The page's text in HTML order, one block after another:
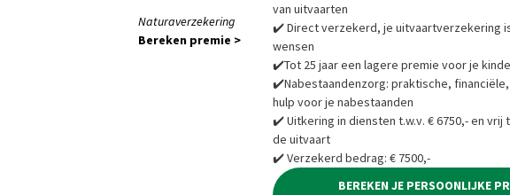
Naturaverzekering
Bereken premie >
van uitvaarten
✔️ Direct verzekerd, je uitvaartverzekering
wensen
✔️Tot 25 jaar een lagere premie voor je
✔️Nabestaandenzorg: praktische,
hulp voor je nabestaanden
✔️ Uitkering in diensten t.w.v. € 6750,- en
de uitvaart
✔️ Verzekerd bedrag: € 7500,-
BEREKEN JE PERSOONLIJKE